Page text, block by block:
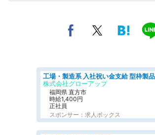
株式会社グローアップ
福岡県 直方市
時給1,400円
正社員
スポンサー：求人ボックス